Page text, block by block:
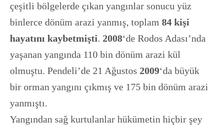
çeşitli bölgelerde çıkan yangınlar sonucu yüz
binlerce dönüm arazi yanmış, toplam 84 kişi
hayatını kaybetmişti. 2008‘de Rodos Adası’nda
yaşanan yangında 110 bin dönüm arazi kül
olmuştu. Pendeli’de 21 Ağustos 2009‘da büyük
bir orman yangını çıkmış ve 175 bin dönüm arazi
yanmıştı.
Yangından sağ kurtulanlar hükümetin hiçbir şey